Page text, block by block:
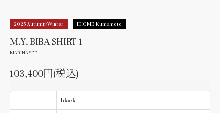
2025 Autumn/Winter IDIOME Kumamoto
M.Y. BIBA SHIRT 1
MARINA YEE
103,400円(税込)
black